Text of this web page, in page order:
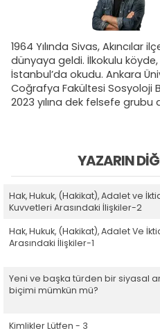
1964 Yılında Sivas, Akıncılar
dünyaya geldi. İlkokulu
İstanbul’da okudu. Ankara
Coğrafya Fakültesi Sosyoloji
2023 yılına dek felsefe
YAZARIN
Hak, Hukuk, (Hakikat), Adalet ve
Kuvvetleri Arasındaki İlişkiler-2
Hak, Hukuk, (Hakikat), Adalet Ve
Arasındaki İlişkiler-1
Yeni ve başka türden bir siyasal
biçimi mümkün mü?
Kimlikler Lütfen - 3